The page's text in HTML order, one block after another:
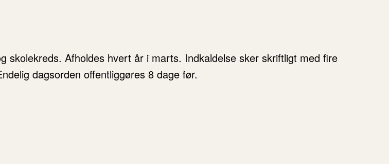
Afholdes hvert år i marts. Indkaldelse sker skriftligt med fire
dagsorden offentliggøres 8 dage før.